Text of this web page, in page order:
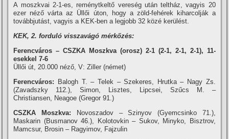
A moszkvai 2-1-es, reménytkeltő vereség után teltház, vagyis 20
ezer néző várta az Üllői úton, hogy a zöld-fehérek kiharcolják a
továbbjutást, vagyis a KEK-ben a legjobb 32 közé kerülést.
KEK, 2. forduló visszavágó mérkőzés:
Ferencváros – CSZKA Moszkva (orosz) 2-1 (2-1, 2-1, 2-1), 11-
esekkel 7-6
Üllői út, 20.000 néző, V: Ziller (német)
Ferencváros: Balogh T. – Telek – Szekeres, Hrutka – Nagy Zs.
(Zavadszky 112.), Simon, Lisztes, Lipcsei, Szűcs M. –
Christiansen, Neagoe (Gregor 91.)
CSZKA Moszkva: Novoszadov – Szinyov (Gyemcsinko 71.),
Maskarin (Busmanov 46.), Kolotovkin – Sukov, Minyko, Bisztrov,
Mamcsur, Brosin – Ragyimov, Fajzulin